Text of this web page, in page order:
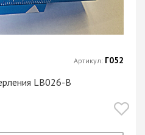
LB026-B
Артикул: Г052